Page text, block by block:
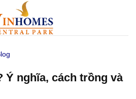
Ý nghĩa, cách trồng và